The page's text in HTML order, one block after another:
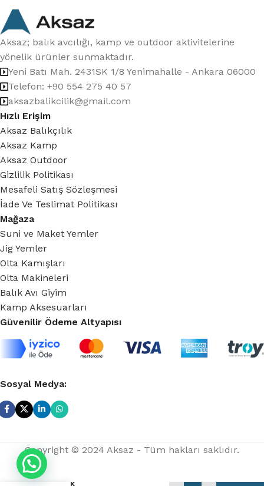
Aksaz; balık avcılığı, kamp ve outdoor aktivitelerine
yönelik ürünler sunmaktadır.
Yeni Batı Mah. 2431SK 1/8 Yenimahalle - Ankara 06000
Telefon: +90 554 275 40 57
aksazbalikcilik@gmail.com
Hızlı Erişim
Aksaz Balıkçılık
Aksaz Kamp
Aksaz Outdoor
Gizlilik Politikası
Mesafeli Satış Sözleşmesi
İade Ve Teslimat Politikası
Mağaza
Suni ve Maket Yemler
Jig Yemler
Olta Kamışları
Olta Makineleri
Balık Avı Giyim
Kamp Aksesuarları
Güvenilir Ödeme Altyapısı
Sosyal Medya:
Copyright © 2024 Aksaz - Tüm hakları saklıdır.
Aksaz
Balıkçılık